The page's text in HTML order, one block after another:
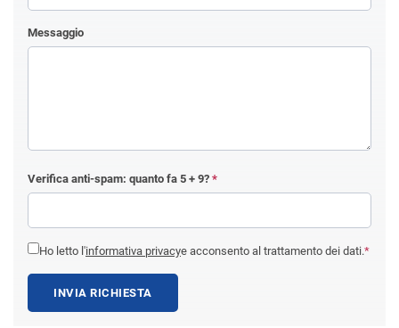
Messaggio
Verifica anti-spam: quanto fa 5 + 9? *
Ho letto l'informativa privacye acconsento al trattamento dei dati.*
INVIA RICHIESTA